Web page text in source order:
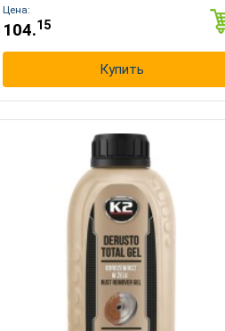
Цена:
104.15
Купить